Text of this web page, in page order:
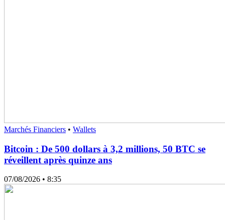
Marchés Financiers • Wallets
Bitcoin : De 500 dollars à 3,2 millions, 50 BTC se
réveillent après quinze ans
07/08/2026 • 8:35